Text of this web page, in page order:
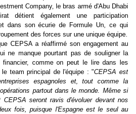
Company, le bras armé d'Abu Dhabi
détient également une participation
dans son écurie de Formule Un, ce qui
des forces sur une unique équipe.
CEPSA a réaffirmé son engagement au
ne manque pourtant pas de souligner la
financier, comme on peut le lire dans les
team principal de l'équipe : "CEPSA est
espagnoles et, tout comme la
partout dans le monde. Même si
seront ravis d'évoluer devant nos
fois, puisque l'Espagne est le seul au